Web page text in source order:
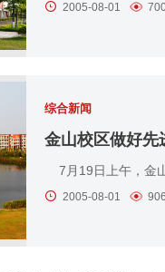
2005-08-01
综合新闻
金山校区做好先
7月19日上午，金
2005-08-01